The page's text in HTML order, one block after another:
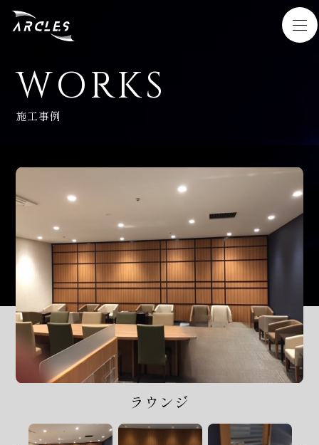
HOME
COMPANY
024-572-6222
電話受付時間 / 平日9:00-17:00
フォーム
WORKS
施工事例
ラウンジ